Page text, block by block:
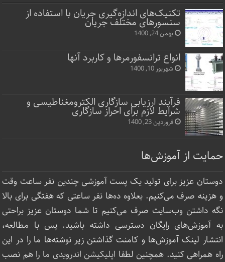
تکنیک‌های اندازه‌گیری جریان با استفاده از
سنسورهای مختلف جریان
بهمن 24, 1400
انواع ترانسفورمرها و کاربرد آنها
شهریور 10, 1400
فرآیند ارزیابی سازگاری الکترومغناطیسی و
شرایط لازم برای احراز سازگاری
فروردین 23, 1400
حمایت از آموزش‌ها
دوستان عزیز برای تولید یک پست آموزشی چندین نفر ساعت‌ وقت
و هزینه صرف می‌کنیم. بعلاوه ده‌ها نفر ساعتی که هفتگی برای بالا
نگه داشتن وب‌سایت صرف ‌می‌کنیم تا شما دوستان عزیز براحتی
به آموزش‌های رایگان دسترسی داشته باشید. پس با مطالعه،
انتشار لینک‌ آموزش‌ها و کامنت گذاشتن زیر نوشته‌‌ها ما را در این
راه همراهی کنید. همچنین لطفا اپلیکیشن اندرویدی ما را هم نصب